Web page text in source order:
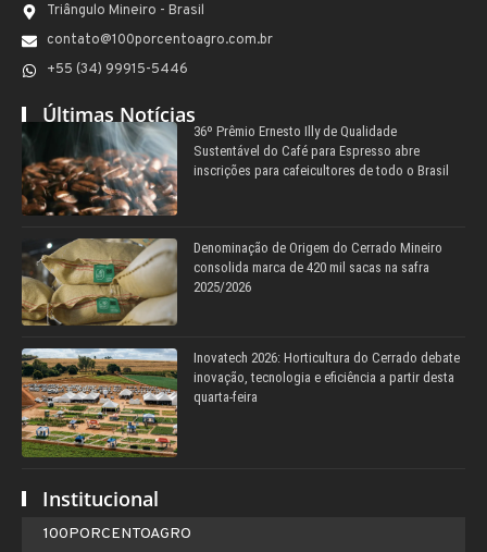
Triângulo Mineiro - Brasil
contato@100porcentoagro.com.br
+55 (34) 99915-5446
Últimas Notícias
36º Prêmio Ernesto Illy de Qualidade
Sustentável do Café para Espresso abre
inscrições para cafeicultores de todo o Brasil
Denominação de Origem do Cerrado Mineiro
consolida marca de 420 mil sacas na safra
2025/2026
Inovatech 2026: Horticultura do Cerrado debate
inovação, tecnologia e eficiência a partir desta
quarta-feira
Institucional
100PORCENTOAGRO